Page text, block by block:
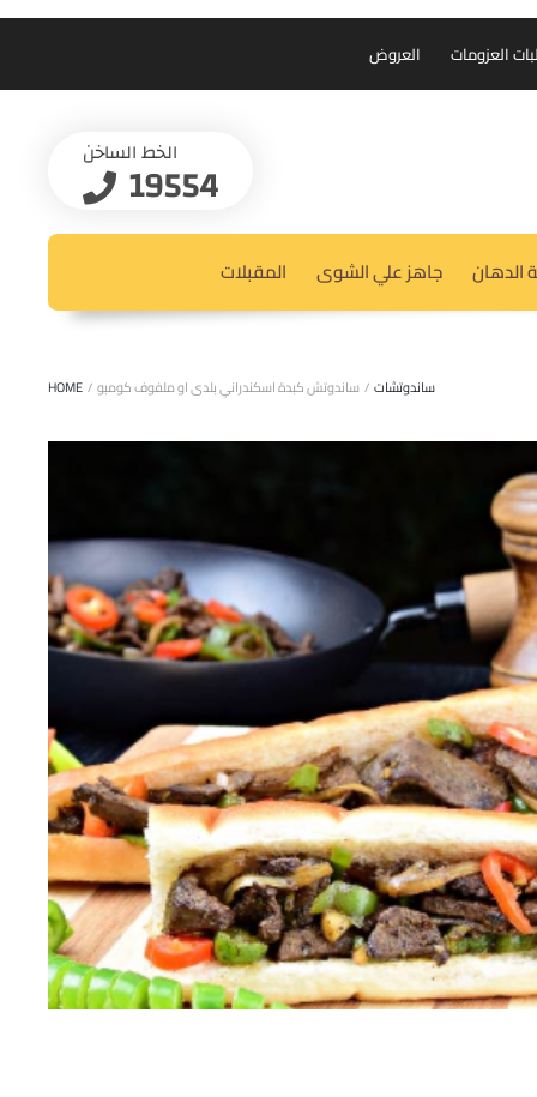
العروض العزومات
الخط الساخن
19554
المقبلات جاهز علي الشوى الدهان
HOME / ساندوتشات / ساندوتش كبدة اسكندراني بلدى او ملفوف كومبو